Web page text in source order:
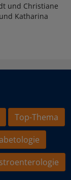
und Christiane
Katharina
Top-Thema